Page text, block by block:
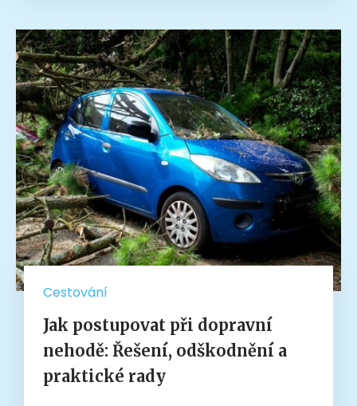
Cestování
Jak postupovat při dopravní
nehodě: Řešení, odškodnění a
praktické rady